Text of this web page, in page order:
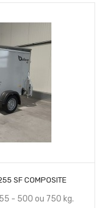
SF COMPOSITE
- 500 ou 750 kg.